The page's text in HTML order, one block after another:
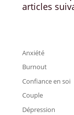
articles
Anxiété
Burnout
Confiance en soi
Couple
Dépression